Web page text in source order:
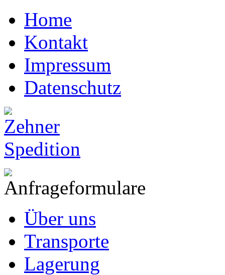
Home
Kontakt
Impressum
Datenschutz
Über uns
Transporte
Lagerung